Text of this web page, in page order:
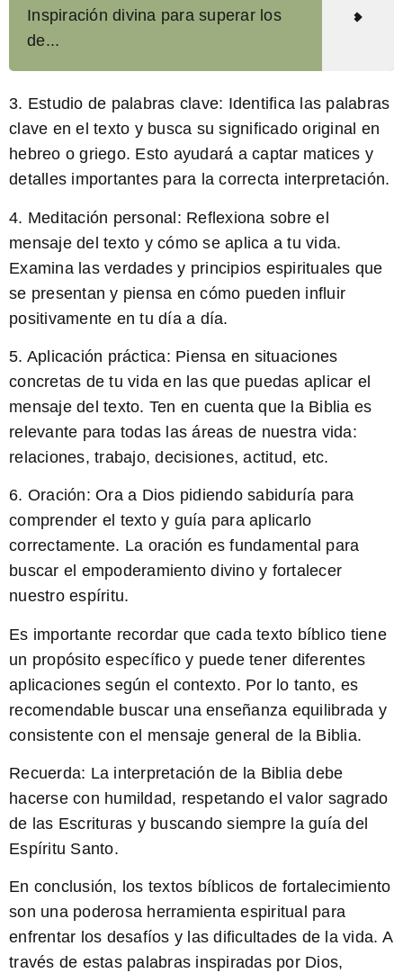
Inspiración divina para superar los
de...
3. Estudio de palabras clave: Identifica las palabras
clave en el texto y busca su significado original en
hebreo o griego. Esto ayudará a captar matices y
detalles importantes para la correcta interpretación.
4. Meditación personal: Reflexiona sobre el
mensaje del texto y cómo se aplica a tu vida.
Examina las verdades y principios espirituales que
se presentan y piensa en cómo pueden influir
positivamente en tu día a día.
5. Aplicación práctica: Piensa en situaciones
concretas de tu vida en las que puedas aplicar el
mensaje del texto. Ten en cuenta que la Biblia es
relevante para todas las áreas de nuestra vida:
relaciones, trabajo, decisiones, actitud, etc.
6. Oración: Ora a Dios pidiendo sabiduría para
comprender el texto y guía para aplicarlo
correctamente. La oración es fundamental para
buscar el empoderamiento divino y fortalecer
nuestro espíritu.
Es importante recordar que cada texto bíblico tiene
un propósito específico y puede tener diferentes
aplicaciones según el contexto. Por lo tanto, es
recomendable buscar una enseñanza equilibrada y
consistente con el mensaje general de la Biblia.
Recuerda: La interpretación de la Biblia debe
hacerse con humildad, respetando el valor sagrado
de las Escrituras y buscando siempre la guía del
Espíritu Santo.
En conclusión, los textos bíblicos de fortalecimiento
son una poderosa herramienta espiritual para
enfrentar los desafíos y las dificultades de la vida. A
través de estas palabras inspiradas por Dios,